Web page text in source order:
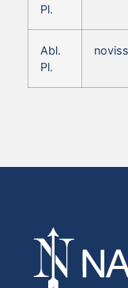
Pl.
Abl.
Pl.